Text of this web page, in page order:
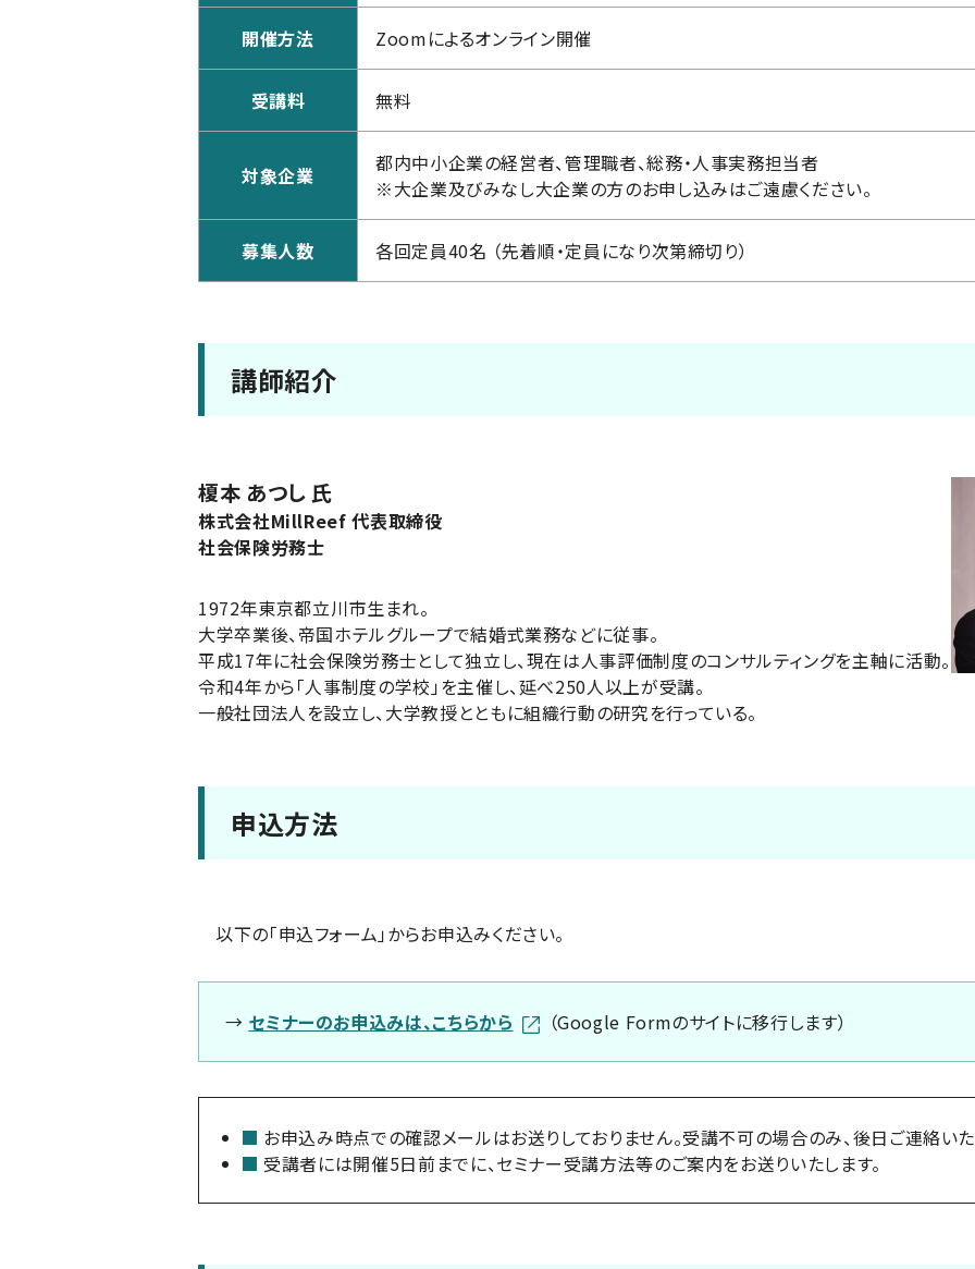
開催方法 Zoomによるオンライン開催
受講料 無料
対象企業
都内中小企業の経営者、管理職者、総務・人事実務担当者
※大企業及びみなし大企業の方のお申し込みはご遠慮ください。
募集人数 各回定員40名 （先着順・定員になり次第締切り）
講師紹介
榎本 あつし 氏
株式会社MillReef 代表取締役
社会保険労務士
1972年東京都立川市生まれ。
大学卒業後、帝国ホテルグループで結婚式業務などに従事。
平成17年に社会保険労務士として独立し、現在は人事評価制度のコンサルティングを主軸に活動。
令和4年から「人事制度の学校」を主催し、延べ250人以上が受講。
一般社団法人を設立し、大学教授とともに組織行動の研究を行っている。
申込方法
以下の「申込フォーム」からお申込みください。
→ セミナーのお申込みは、こちらから （Google Formのサイトに移行します）
お申込み時点での確認メールはお送りしておりません。受講不可の場合のみ、後日ご連絡いた
受講者には開催5日前までに、セミナー受講方法等のご案内をお送りいたします。